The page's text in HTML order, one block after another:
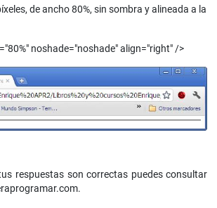
de ancho 80%, sin sombra y alineada a la
noshade="noshade" align="right" />
respuestas son correctas puedes consultar